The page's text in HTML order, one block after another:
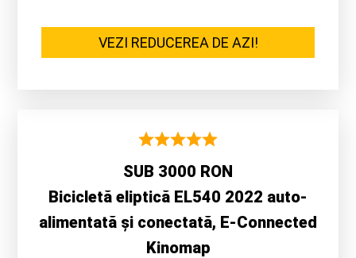
VEZI REDUCEREA DE AZI!
SUB 3000 RON
Bicicletă eliptică EL540 2022 auto-
alimentată și conectată, E-Connected
Kinomap